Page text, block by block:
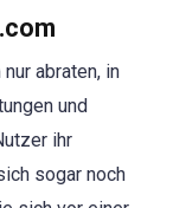
abraten, in
und
ihr
sogar noch